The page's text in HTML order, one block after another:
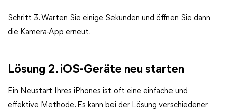
Schritt 3. Warten Sie einige Sekunden und öffnen Sie dann
die Kamera-App erneut.
Lösung 2. iOS-Geräte neu starten
Ein Neustart Ihres iPhones ist oft eine einfache und
effektive Methode. Es kann bei der Lösung verschiedener